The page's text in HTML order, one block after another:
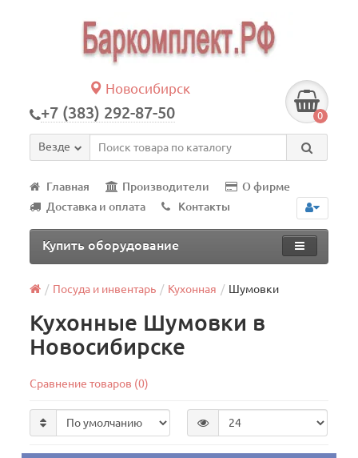
Новосибирск
+7 (383) 292-87-50 0
Везде
Главная Производители
О фирме
Доставка и оплата
Контакты
Купить оборудование
Посуда и инвентарь Кухонная Шумовки
Кухонные Шумовки в
Новосибирске
Сравнение товаров (0)